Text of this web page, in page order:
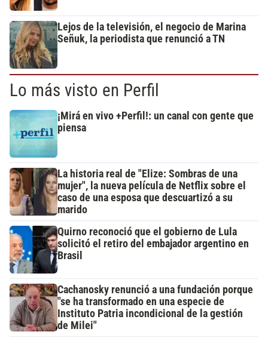
Lejos de la televisión, el negocio de Marina
Señuk, la periodista que renunció a TN
Lo más visto en Perfil
¡Mirá en vivo +Perfil!: un canal con gente que
piensa
La historia real de "Elize: Sombras de una
mujer", la nueva película de Netflix sobre el
caso de una esposa que descuartizó a su
marido
Quirno reconoció que el gobierno de Lula
solicitó el retiro del embajador argentino en
Brasil
Cachanosky renunció a una fundación porque
"se ha transformado en una especie de
Instituto Patria incondicional de la gestión
de Milei"